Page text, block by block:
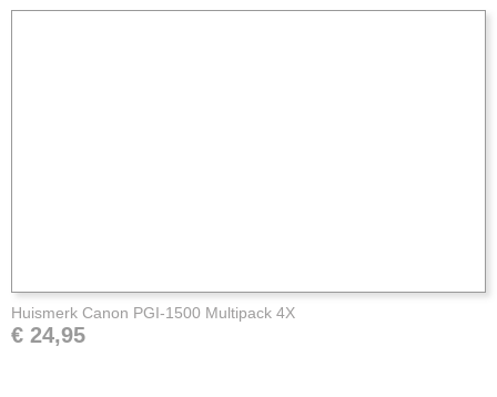
Huismerk Canon PGI-1500 Multipack 4X
€ 24,95